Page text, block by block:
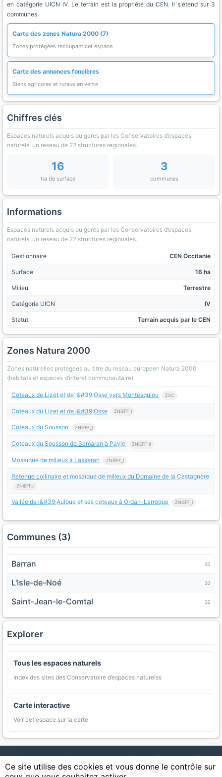
en catégorie UICN IV. Le terrain est la propriété du CEN. Il s'étend sur 3
communes.
Carte des zones Natura 2000 (7)
Zones protégées recoupant cet espace
Carte des annonces foncières
Biens agricoles et ruraux en vente
Chiffres clés
Espaces naturels acquis ou geres par les Conservatoires d’espaces
naturels, un reseau de 22 structures regionales.
16
ha de surface
3
communes
Informations
Espaces naturels acquis ou geres par les Conservatoires d’espaces
naturels, un reseau de 22 structures regionales.
Gestionnaire CEN Occitanie
Surface 16 ha
Milieu Terrestre
Catégorie UICN IV
Statut Terrain acquis par le CEN
Zones Natura 2000
Zones naturelles protegees au titre du reseau europeen Natura 2000
(habitats et especes d’interet communautaire).
Coteaux de Lizet et de l&#39;Osse vers Montesquiou ZSC
Coteaux du Lizet et de l&#39;Osse ZNIEFF_I
Coteaux du Sousson ZNIEFF_I
Coteaux du Sousson de Samaran à Pavie ZNIEFF_II
Mosaïque de milieux à Lasseran ZNIEFF_I
Retenue collinaire et mosaïque de milieux du Domaine de la Castagnère
ZNIEFF_I
Vallée de l&#39;Auloue et ses coteaux à Ordan-Larroque ZNIEFF_I
Communes (3)
Barran 32
L'Isle-de-Noé 32
Saint-Jean-le-Comtal 32
Explorer
Tous les espaces naturels
Index des sites des Conservatoire d’espaces naturelss
Carte interactive
Voir cet espace sur la carte
AgriMap — Données agricoles ouvertes | Carte | Communes |
Appellations | Regions | Cultures | Zones protégées | Forets |
Ce site utilise des cookies et vous donne le contrôle sur